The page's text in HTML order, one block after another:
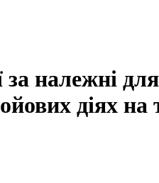
за належні
діях